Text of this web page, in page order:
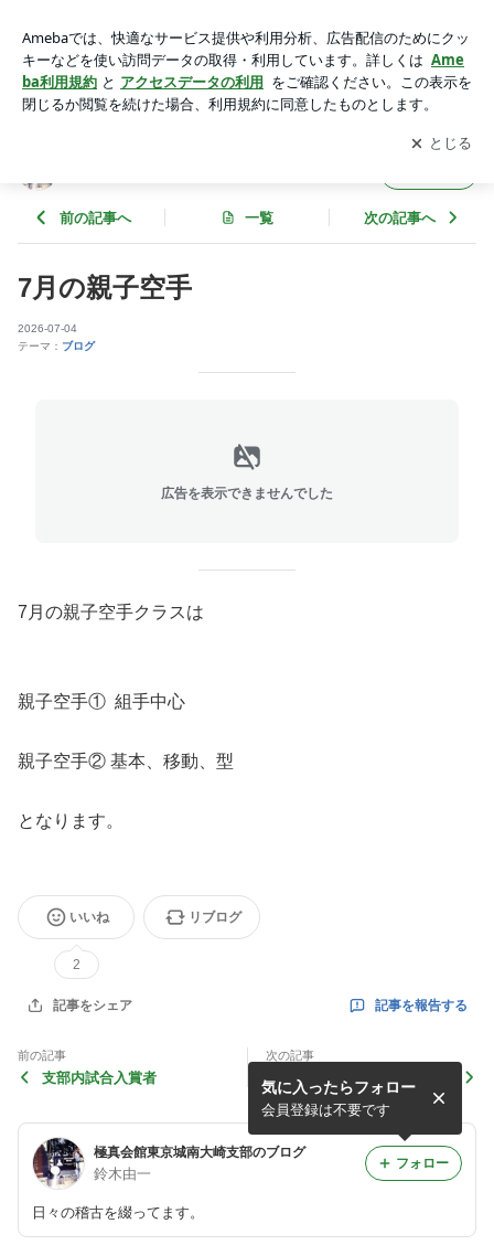
アプリをダウンロードして ブログの更新通知
を受け取りまし
ょう。
開く
前の記事へ 一覧 次の記事へ
7月の親子空手
2026-07-04
テーマ： ブログ
広告を表示できませんでした
7月の親子空手クラスは
親子空手① 組手中心
親子空手② 基本、移動、型
となります。
いいね
2
リブログ
記事をシェア 記事を報告する
前の記事
支部内試合入賞者
次の記事
空手 東品川道場 キッズ
極真会館東京城南大崎支部のブログ
鈴木由一
日々の稽古を綴ってます。
気に入ったらフォロー
会員登録は不要です
フォロー